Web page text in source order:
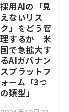
採用AIの「見
えないリス
ク」をどう管
理するか―米
国で急拡大す
るAIガバナン
スプラットフ
ォーム「3つ
の類型」